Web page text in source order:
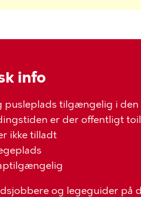
info
pusleplads tilgængelig i
er der offentligt
ikke tilladt
og legeguider på